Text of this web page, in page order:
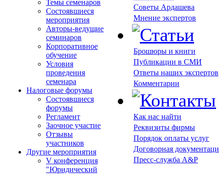
Темы семенаров
Состоявшиеся
мероприятия
Авторы-ведущие
семинаров
Корпоративное
обучение
Условия
проведения
семенара
Налоговые форумы
Состоявшиеся
форумы
Регламент
Заочное участие
Отзывы
участников
Другие мероприятия
V конференция
"Юридический
Советы Ардашева
Мнение экспертов
Брошюры и книги
Публикации в СМИ
Ответы наших экспертов
Комментарии
Как нас найти
Реквизиты фирмы
Порядок оплаты услуг
Договорная
Пресс-служба A&P